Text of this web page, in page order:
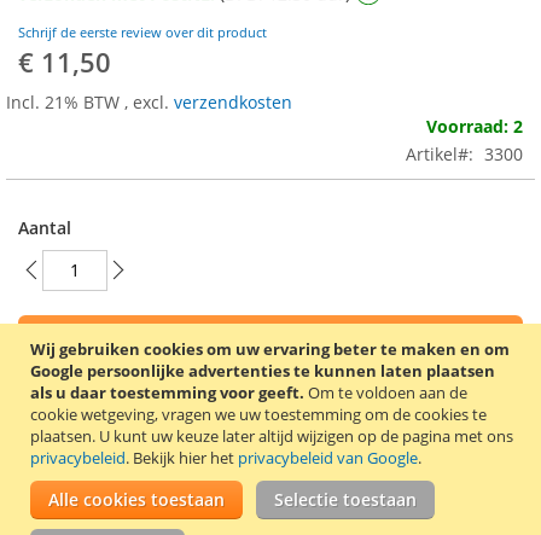
Wij gebruiken cookies om uw ervaring beter te maken en om
Google persoonlijke advertenties te kunnen laten plaatsen
als u daar toestemming voor geeft. Om te voldoen aan de
cookie wetgeving, vragen we uw toestemming om de cookies te
plaatsen. U kunt uw keuze later altijd wijzigen op de pagina met ons
privacybeleid. Bekijk hier het privacybeleid van Google.
Alle cookies toestaan Selectie toestaan
de
afbeeldingen-
gallerij
Schrijf de eerste review over dit product
€ 11,50
Incl. 21% BTW , excl. verzendkosten
Voorraad: 2
Artikel
3300
Aantal
In Winkelwagen
VOEG TOE AAN VERLANGLIJST
TOEVOEGEN OM TE VERGELIJKEN